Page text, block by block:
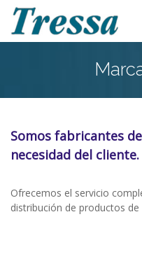
Somos fabricantes
necesidad del cliente.
Ofrecemos el servicio
distribución de productos